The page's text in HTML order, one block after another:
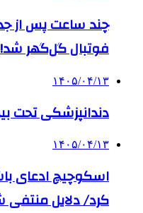
چند ساعت پس از
فوتبال گل‌گهر شد!
۱۴۰۵/۰۴/۱۳
دندانپزشکی تحت
۱۴۰۵/۰۴/۱۳
اسکوچیچ ادعای
کرد/ دلایل